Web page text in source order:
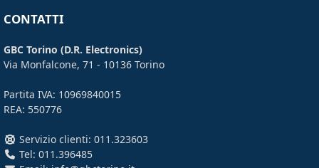
CONTATTI
GBC Torino (D.R. Electronics)
Via Monfalcone, 71 - 10136 Torino
Partita IVA: 10969840015
REA: 550776
Servizio clienti: 011.323603
Tel: 011.396485